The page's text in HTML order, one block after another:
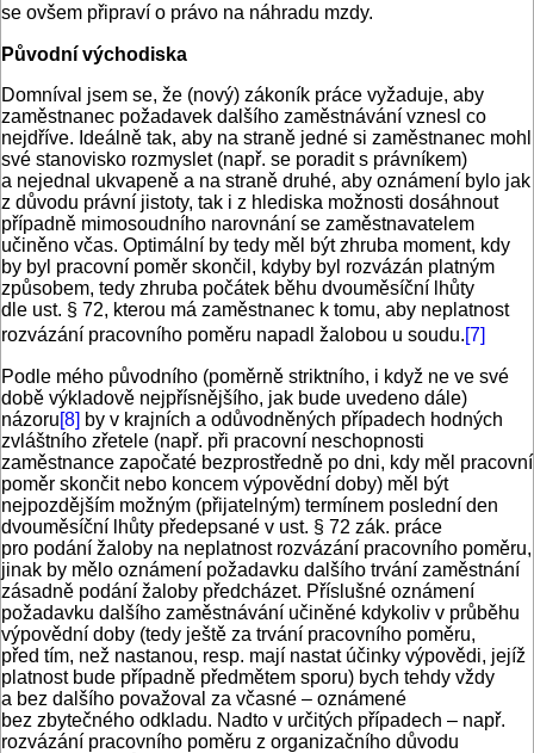
se ovšem připraví o právo na náhradu mzdy.
Původní východiska
Domníval jsem se, že (nový) zákoník práce vyžaduje, aby
zaměstnanec požadavek dalšího zaměstnávání vznesl co
nejdříve. Ideálně tak, aby na straně jedné si zaměstnanec mohl
své stanovisko rozmyslet (např. se poradit s právníkem)
a nejednal ukvapeně a na straně druhé, aby oznámení bylo jak
z důvodu právní jistoty, tak i z hlediska možnosti dosáhnout
případně mimosoudního narovnání se zaměstnavatelem
učiněno včas. Optimální by tedy měl být zhruba moment, kdy
by byl pracovní poměr skončil, kdyby byl rozvázán platným
způsobem, tedy zhruba počátek běhu dvouměsíční lhůty
dle ust. § 72, kterou má zaměstnanec k tomu, aby neplatnost
rozvázání pracovního poměru napadl žalobou u soudu.[7]
Podle mého původního (poměrně striktního, i když ne ve své
době výkladově nejpřísnějšího, jak bude uvedeno dále)
názoru[8] by v krajních a odůvodněných případech hodných
zvláštního zřetele (např. při pracovní neschopnosti
zaměstnance započaté bezprostředně po dni, kdy měl pracovní
poměr skončit nebo koncem výpovědní doby) měl být
nejpozdějším možným (přijatelným) termínem poslední den
dvouměsíční lhůty předepsané v ust. § 72 zák. práce
pro podání žaloby na neplatnost rozvázání pracovního poměru,
jinak by mělo oznámení požadavku dalšího trvání zaměstnání
zásadně podání žaloby předcházet. Příslušné oznámení
požadavku dalšího zaměstnávání učiněné kdykoliv v průběhu
výpovědní doby (tedy ještě za trvání pracovního poměru,
před tím, než nastanou, resp. mají nastat účinky výpovědi, jejíž
platnost bude případně předmětem sporu) bych tehdy vždy
a bez dalšího považoval za včasné – oznámené
bez zbytečného odkladu. Nadto v určitých případech – např.
rozvázání pracovního poměru z organizačního důvodu